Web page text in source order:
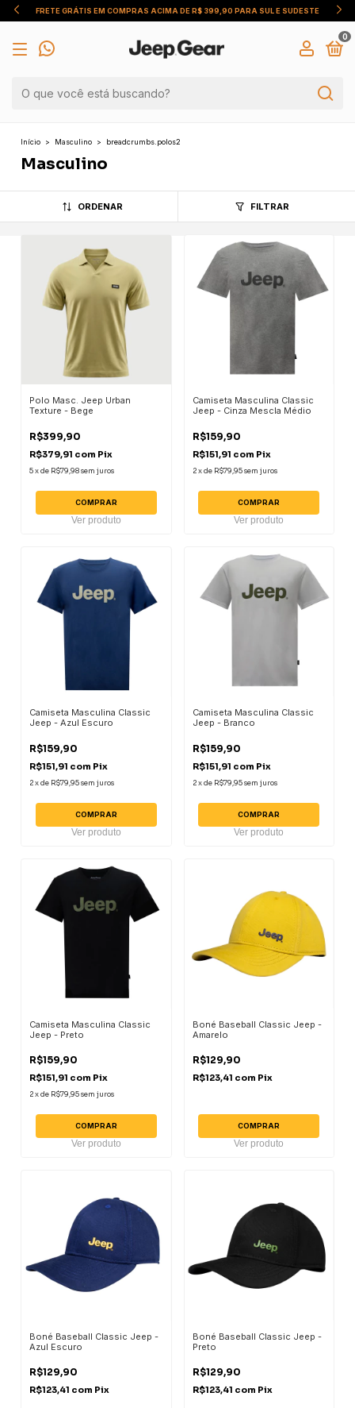
FRETE GRÁTIS EM COMPRAS ACIMA DE R$ 399,90 PARA SUL E SUDESTE
0
Início > Masculino > breadcrumbs.polos2
Masculino
ORDENAR FILTRAR
Polo Masc. Jeep Urban
Texture - Bege
R$399,90
R$379,91 com Pix
5xde R$79,98sem juros
COMPRAR
Ver produto
Camiseta Masculina Classic
Jeep - Cinza Mescla Médio
R$159,90
R$151,91 com Pix
2 xde R$79,95 sem juros
COMPRAR
Ver produto
Camiseta Masculina Classic
Jeep - Azul Escuro
R$159,90
R$151,91 com Pix
2xde R$79,95sem juros
COMPRAR
Ver produto
Camiseta Masculina Classic
Jeep - Branco
R$159,90
R$151,91 com Pix
2 xde R$79,95 sem juros
COMPRAR
Ver produto
Camiseta Masculina Classic
Jeep - Preto
R$159,90
R$151,91 com Pix
2xde R$79,95sem juros
COMPRAR
Ver produto
Boné Baseball Classic Jeep -
Amarelo
R$129,90
R$123,41 com Pix
COMPRAR
Ver produto
Boné Baseball Classic Jeep -
Azul Escuro
R$129,90
R$123,41 com Pix
Boné Baseball Classic Jeep -
Preto
R$129,90
R$123,41 com Pix